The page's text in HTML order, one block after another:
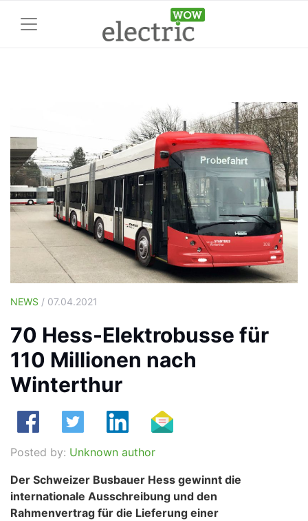
NEWS / 07.04.2021
70 Hess-Elektrobusse für
110 Millionen nach
Winterthur
Posted by: Unknown author
Der Schweizer Busbauer Hess gewinnt die
internationale Ausschreibung und den
Rahmenvertrag für die Lieferung einer